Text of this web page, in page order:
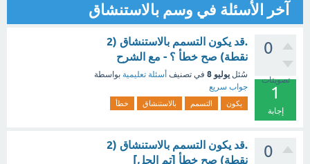
آخر الأسئلة في وسم بالاستنشاق
0
تصويتات
1
إجابة
.قد يكون التسمم بالاستنشاق (2
نقطة) صح خطأ ؟ - مع الشرح
سُئل يوليو 8 في تصنيف أسئلة تعليمية بواسطة
جواب سريع
يكون التسمم بالاستنشاق خطأ
0
.قد يكون التسمم بالاستنشاق (2
نقطة) صح خطأ [تم الحل]